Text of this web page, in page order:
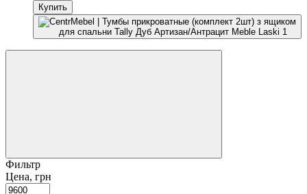
Купить
Фильтр
Цена, грн